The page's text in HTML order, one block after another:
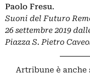
Paolo Fresu.
Suoni del Futuro
26 settembre 2019
Piazza S. Pietro
Artribune è anche